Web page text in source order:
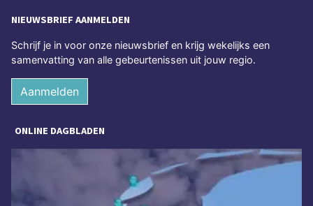
NIEUWSBRIEF AANMELDEN
Schrijf je in voor onze nieuwsbrief en krijg wekelijks een
samenvatting van alle gebeurtenissen uit jouw regio.
Aanmelden
ONLINE DAGBLADEN